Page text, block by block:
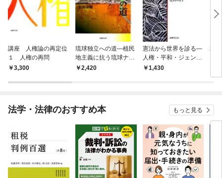
講座 人権論の再定位
１ 人権の再問
3,300
琉球独立への道―植民
地主義に抗う琉球ナシ
ョナリズム
2,420
憲法から世界を診る―
人権・平和・ジェンダ
ー講演録
1,430
裁
法学・法律のおすすめ本 もっと見る